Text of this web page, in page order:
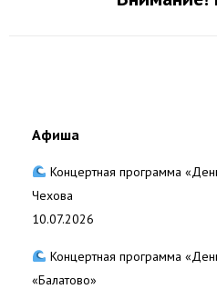
Афиша
Концертная программа
Чехова
10.07.2026
Концертная программа
«Балатово»